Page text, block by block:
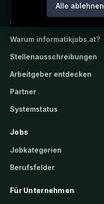
Alle ablehnen
informatikjobs.at
Warum informatikjobs.at?
Stellenausschreibungen
Arbeitgeber entdecken
Partner
Systemstatus
Jobs
Jobkategorien
Berufsfelder
Für Unternehmen